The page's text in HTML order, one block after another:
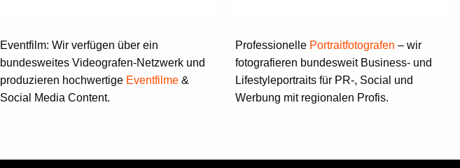
Eventfilm: Wir verfügen über ein
bundesweites Videografen-Netzwerk und
produzieren hochwertige Eventfilme &
Social Media Content.
Professionelle Portraitfotografen – wir
fotografieren bundesweit Business- und
Lifestyleportraits für PR-, Social und
Werbung mit regionalen Profis.